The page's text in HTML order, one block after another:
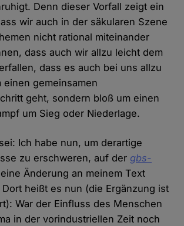
Denn dieser Vorfall zeigt ein
wir auch in der säkularen Szene
nicht rational miteinander
dass auch wir allzu leicht dem
dass es auch bei uns allzu
einen gemeinsamen
geht, sondern bloß um einen
um Sieg oder Niederlage.
Ich habe nun, um derartige
zu erschweren, auf der gbs-
Änderung an meinem Text
heißt es nun (die Ergänzung ist
War der Einfluss des Menschen
in der vorindustriellen Zeit noch